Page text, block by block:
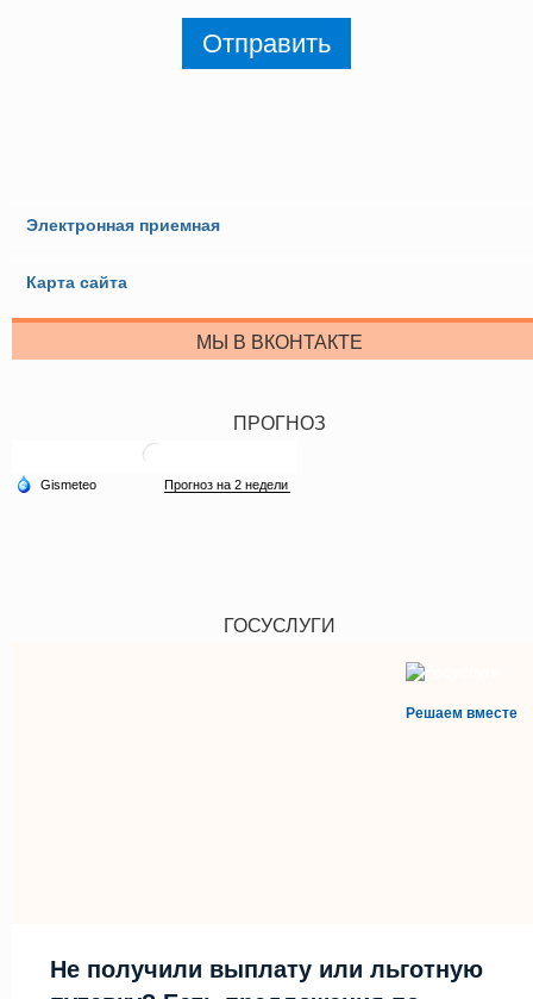
Отправить
Электронная приемная
Карта сайта
МЫ В ВКОНТАКТЕ
ПРОГНОЗ
ГОСУСЛУГИ
Решаем вместе
Не получили выплату или льготную